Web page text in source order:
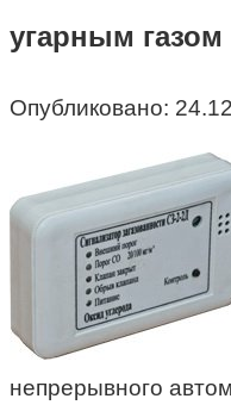
угарным
Опубликовано:
непрерывного